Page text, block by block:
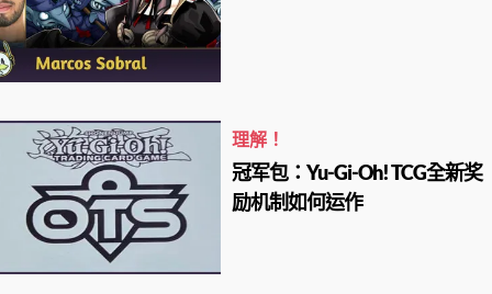
理解！
冠军包：Yu-Gi-Oh! TCG全新奖
励机制如何运作